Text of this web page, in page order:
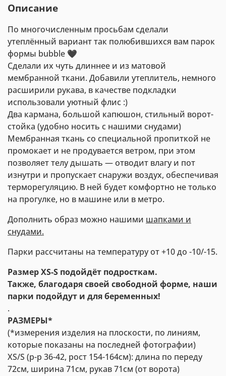
Описание
По многочисленным просьбам сделали
утеплённый вариант так полюбившихся вам парок
формы bubble 🖤
Сделали их чуть длиннее и из матовой
мембранной ткани. Добавили утеплитель, немного
расширили рукава, в качестве подкладки
использовали уютный флис :)
Два кармана, большой капюшон, стильный ворот-
стойка (удобно носить с нашими снудами)
Мембранная ткань со специальной пропиткой не
промокает и не продувается ветром, при этом
позволяет телу дышать — отводит влагу и пот
изнутри и пропускает снаружи воздух, обеспечивая
терморегуляцию. В ней будет комфортно не только
на прогулке, но в машине или в метро.
Дополнить образ можно нашими шапками и
снудами.
Парки рассчитаны на температуру от +10 до -10/-15.
Размер XS-S подойдёт подросткам.
Также, благодаря своей свободной форме, наши
парки подойдут и для беременных!
.
РАЗМЕРЫ*
(*измерения изделия на плоскости, по линиям,
которые показаны на последней фотографии)
XS/S (р-р 36-42, рост 154-164см): длина по переду
72см, ширина 71см, рукав 71см (от ворота)